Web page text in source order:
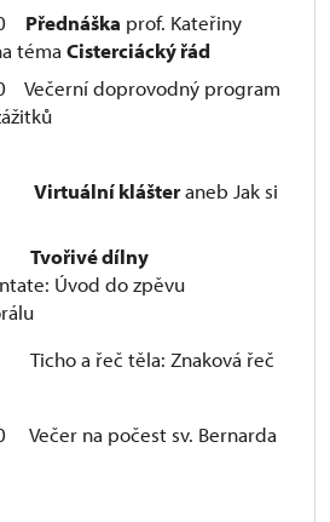
Přednáška prof. Kateřiny
téma Cisterciácký řád
Večerní doprovodný program
Virtuální klášteraneb Jak si
Tvořivé dílny
Úvod do zpěvu
těla: Znaková řeč
Večer na počest sv. Bernarda